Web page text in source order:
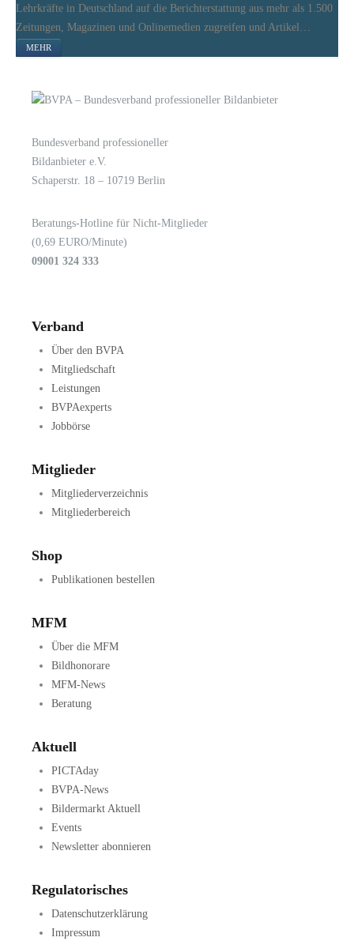
Lehrkräfte in Deutschland auf die Berichterstattung aus mehr als 1.500
Zeitungen, Magazinen und Onlinemedien zugreifen und Artikel…
MEHR
Bundesverband professioneller
Bildanbieter e.V.
Schaperstr. 18 – 10719 Berlin
Beratungs-Hotline für Nicht-Mitglieder
(0,69 EURO/Minute)
09001 324 333
Verband
Über den BVPA
Mitgliedschaft
Leistungen
BVPAexperts
Jobbörse
Mitglieder
Mitgliederverzeichnis
Mitgliederbereich
Shop
Publikationen bestellen
MFM
Über die MFM
Bildhonorare
MFM-News
Beratung
Aktuell
PICTAday
BVPA-News
Bildermarkt Aktuell
Events
Newsletter abonnieren
Regulatorisches
Datenschutzerklärung
Impressum